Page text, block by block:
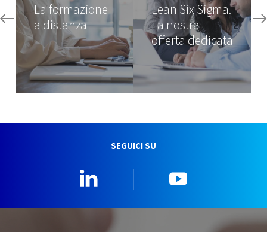
La formazione
a distanza
Lean Six Sigma.
La nostra
offerta dedicata
SEGUICI SU